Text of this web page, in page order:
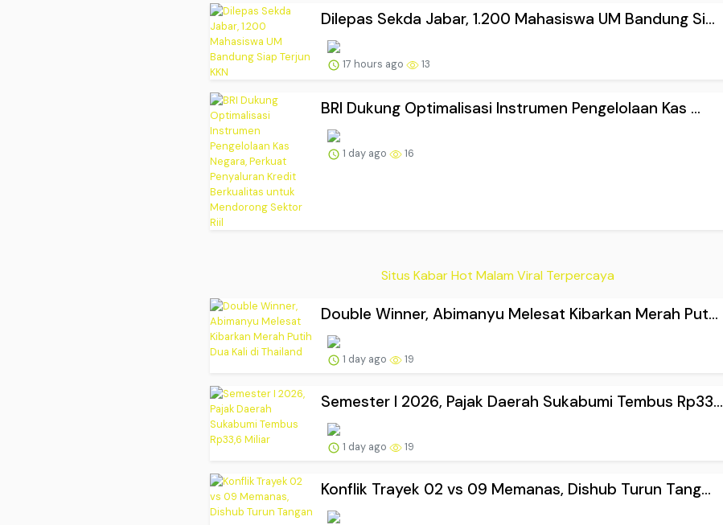
Dilepas Sekda Jabar, 1.200 Mahasiswa UM Bandung Si...
17 hours ago 13
BRI Dukung Optimalisasi Instrumen Pengelolaan Kas ...
1 day ago 16
Situs Kabar Hot Malam Viral Terpercaya
Double Winner, Abimanyu Melesat Kibarkan Merah Put...
1 day ago 19
Semester I 2026, Pajak Daerah Sukabumi Tembus Rp33...
1 day ago 19
Konflik Trayek 02 vs 09 Memanas, Dishub Turun Tang...